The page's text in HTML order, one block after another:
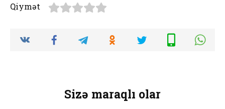
Qiymət
Sizə maraqlı olar